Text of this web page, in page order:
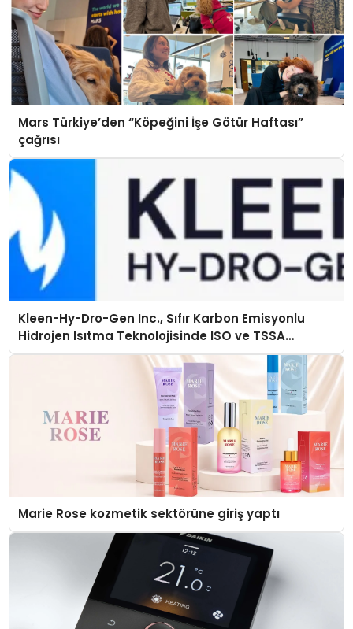
Mars Türkiye’den “Köpeğini İşe Götür Haftası”
çağrısı
Kleen-Hy-Dro-Gen Inc., Sıfır Karbon Emisyonlu
Hidrojen Isıtma Teknolojisinde ISO ve TSSA
Düzenleyici Onaylarını Aldı
Marie Rose kozmetik sektörüne giriş yaptı